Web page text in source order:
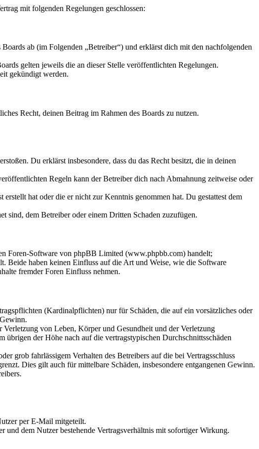
mit folgenden Regelungen geschlossen:
ab (im Folgenden „Betreiber“) und erklärst dich mit den nachfolgenden
gelten jeweils die an dieser Stelle veröffentlichten Regelungen.
gekündigt werden.
Recht, deinen Beitrag im Rahmen des Boards zu nutzen.
Du erklärst insbesondere, dass du das Recht besitzt, die in deinen
Regeln kann der Betreiber dich nach Abmahnung zeitweise oder
hat oder die er nicht zur Kenntnis genommen hat. Du gestattest dem
sind, dem Betreiber oder einem Dritten Schaden zuzufügen.
Foren-Software von phpBB Limited (www.phpbb.com) handelt;
Beide haben keinen Einfluss auf die Art und Weise, wie die Software
fremder Foren Einfluss nehmen.
(Kardinalpflichten) nur für Schäden, die auf ein vorsätzliches oder
Verletzung von Leben, Körper und Gesundheit und der Verletzung
der Höhe nach auf die vertragstypischen Durchschnittsschäden
grob fahrlässigem Verhalten des Betreibers auf die bei Vertragsschluss
Dies gilt auch für mittelbare Schäden, insbesondere entgangenen Gewinn.
per E-Mail mitgeteilt.
dem Nutzer bestehende Vertragsverhältnis mit sofortiger Wirkung.